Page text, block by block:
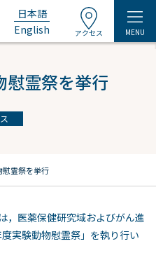
日本語
English
アクセス MENU
慰霊祭を挙行
慰霊祭を挙行
，医薬保健研究域およびがん進
実験動物慰霊祭」を執り行い